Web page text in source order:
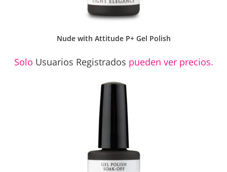
Nude with Attitude P+ Gel Polish
Solo Usuarios Registrados pueden ver precios.